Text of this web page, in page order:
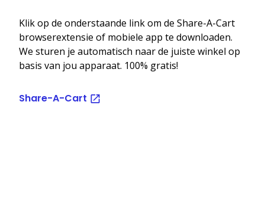
Klik op de onderstaande link om de Share-A-Cart
browserextensie of mobiele app te downloaden.
We sturen je automatisch naar de juiste winkel op
basis van jou apparaat. 100% gratis!
Share-A-Cart